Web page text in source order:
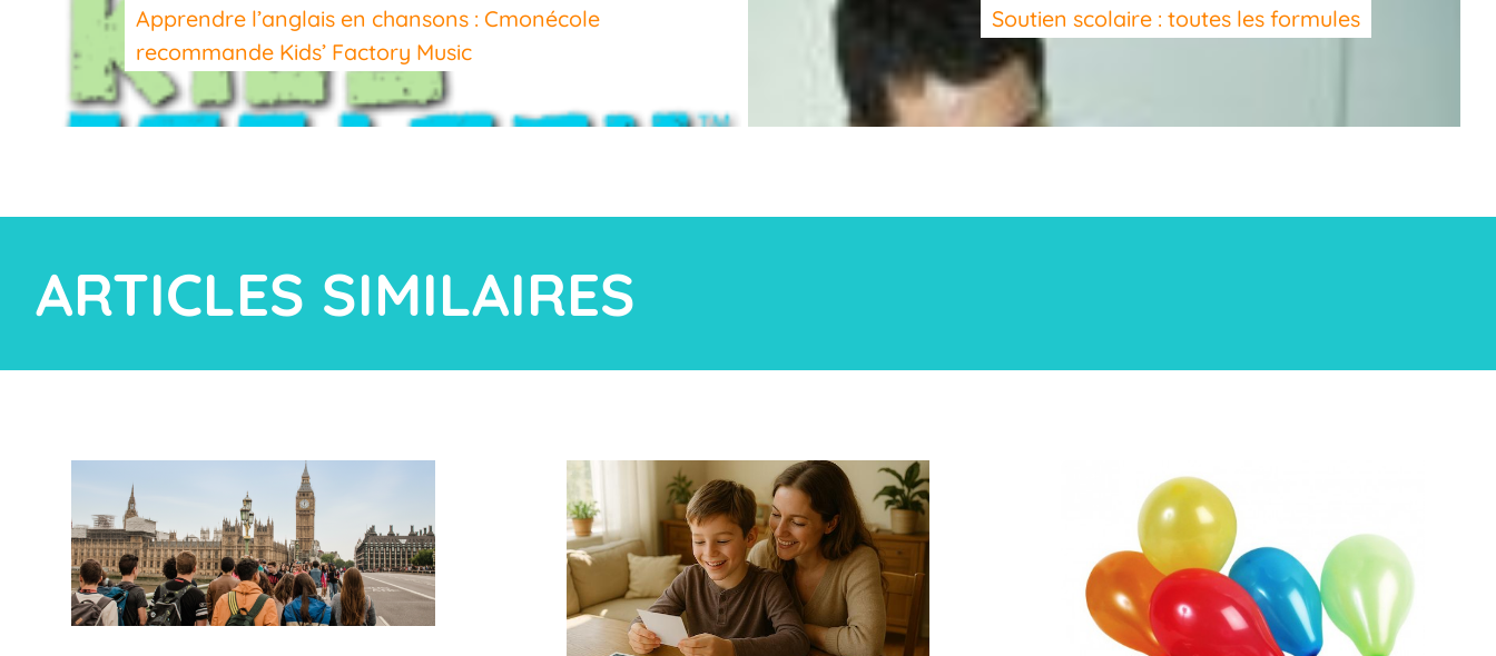
Apprendre l’anglais en chansons : Cmonécole
recommande Kids’ Factory Music
Soutien scolaire : toutes les formules
ARTICLES SIMILAIRES